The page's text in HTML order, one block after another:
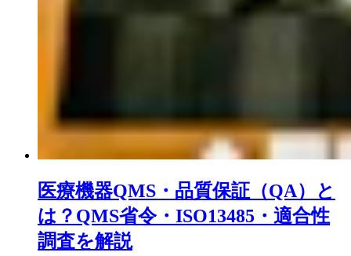
医療機器QMS・品質保証（QA）と
は？QMS省令・ISO13485・適合性
調査を解説